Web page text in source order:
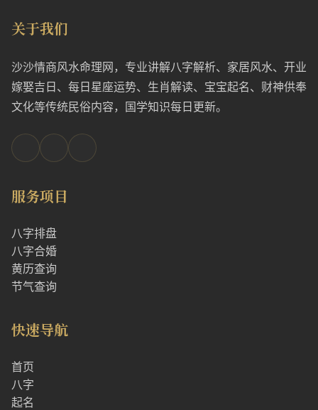
关于我们
沙沙情商风水命理网，专业讲解八字解析、家居风水、开业
嫁娶吉日、每日星座运势、生肖解读、宝宝起名、财神供奉
文化等传统民俗内容，国学知识每日更新。
服务项目
八字排盘
八字合婚
黄历查询
节气查询
快速导航
首页
八字
起名